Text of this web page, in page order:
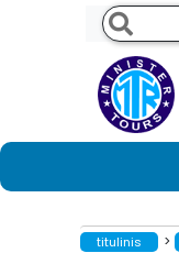
titulinis >